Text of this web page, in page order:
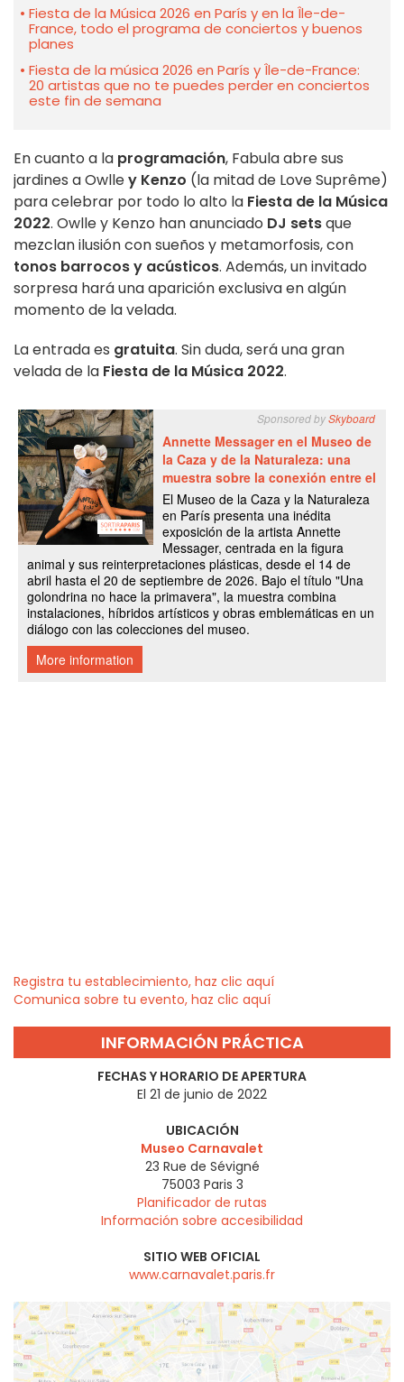
Fiesta de la Música 2026 en París y en la Île-de-
France, todo el programa de conciertos y buenos
planes
Fiesta de la música 2026 en París y Île-de-France:
20 artistas que no te puedes perder en conciertos
este fin de semana
En cuanto a la programación, Fabula abre sus
jardines a Owlley Kenzo (la mitad de Love Suprême)
para celebrar por todo lo alto la Fiesta de la Música
2022. Owlle y Kenzo han anunciado DJ setsque
mezclan ilusión con sueños y metamorfosis, con
tonos barrocos y acústicos. Además, un invitado
sorpresa hará una aparición exclusiva en algún
momento de la velada.
La entrada es gratuita. Sin duda, será una gran
velada de la Fiesta de la Música 2022.
Registra tu establecimiento, haz clic aquí
Comunica sobre tu evento, haz clic aquí
INFORMACIÓN PRÁCTICA
FECHAS Y HORARIO DE APERTURA
El 21 de junio de 2022
UBICACIÓN
Museo Carnavalet
23 Rue de Sévigné
75003 Paris 3
Planificador de rutas
Información sobre accesibilidad
SITIO WEB OFICIAL
www.carnavalet.paris.fr